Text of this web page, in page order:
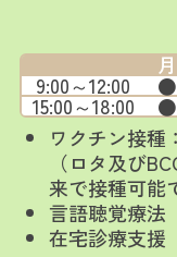
月
9:00～12:00 ●
15:00～18:00 ●
ワクチン接種
（ロタ及び
来で接種可能
言語聴覚療法
在宅診療支援